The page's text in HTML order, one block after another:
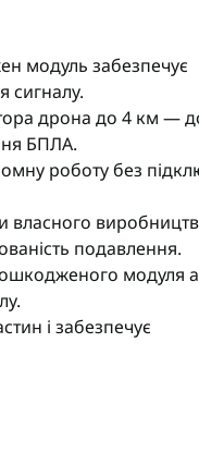
модуль забезпечує
сигналу.
дрона до 4 км —
БПЛА.
роботу без
власного
подавлення.
модуля
і забезпечує